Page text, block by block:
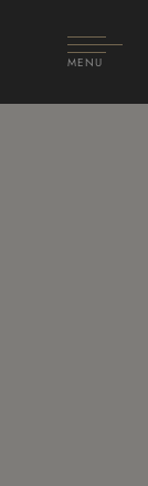
MENU